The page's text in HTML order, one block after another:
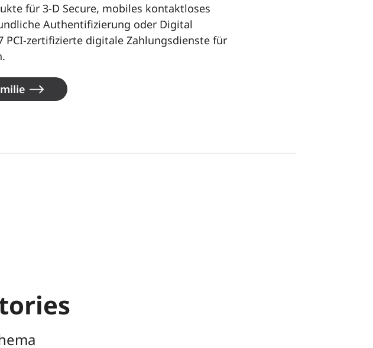
für 3-D Secure, mobiles kontaktloses
Authentifizierung oder Digital
zertifizierte digitale Zahlungsdienste für